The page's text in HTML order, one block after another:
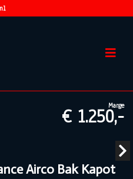
Marge
€ 1.250,-
Airco Bak Kapot